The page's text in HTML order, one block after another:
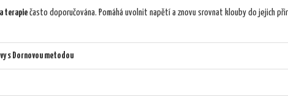
terapie často doporučována. Pomáhá uvolnit napětí a znovu srovnat klouby do jejich
s Dornovou metodou